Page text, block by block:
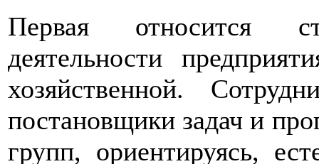
Первая относится
деятельности
хозяйственной.
постановщики задач и
групп, ориентируясь,